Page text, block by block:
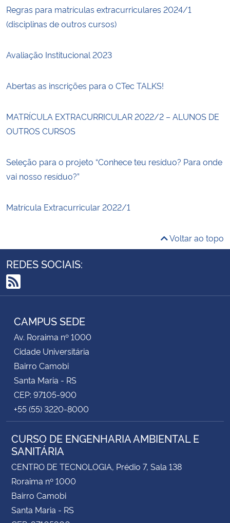
Regras para matrículas extracurriculares 2024/1
(disciplinas de outros cursos)
Avaliação Institucional 2023
Abertas as inscrições para o CTec TALKS!
MATRÍCULA EXTRACURRICULAR 2022/2 – ALUNOS DE
OUTROS CURSOS
Seleção para o projeto “Conhece teu resíduo? Para onde
vai nosso resíduo?”
Matrícula Extracurricular 2022/1
Voltar ao topo
REDES SOCIAIS:
RSS
CAMPUS SEDE
Av. Roraima nº 1000
Cidade Universitária
Bairro Camobi
Santa Maria - RS
CEP: 97105-900
+55 (55) 3220-8000
CURSO DE ENGENHARIA AMBIENTAL E
SANITÁRIA
CENTRO DE TECNOLOGIA, Prédio 7, Sala 138
Roraima nº 1000
Bairro Camobi
Santa Maria - RS